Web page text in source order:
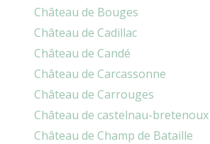
Château de Bouges
Château de Cadillac
Château de Candé
Château de Carcassonne
Château de Carrouges
Château de castelnau-bretenoux
Château de Champ de Bataille